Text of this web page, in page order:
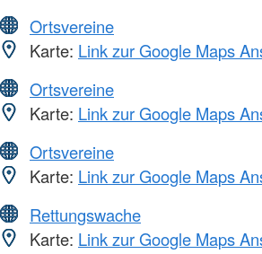
Ortsvereine
Karte: Link zur Google Maps
Ortsvereine
Karte: Link zur Google Maps
Ortsvereine
Karte: Link zur Google Maps
Rettungswache
Karte: Link zur Google Maps